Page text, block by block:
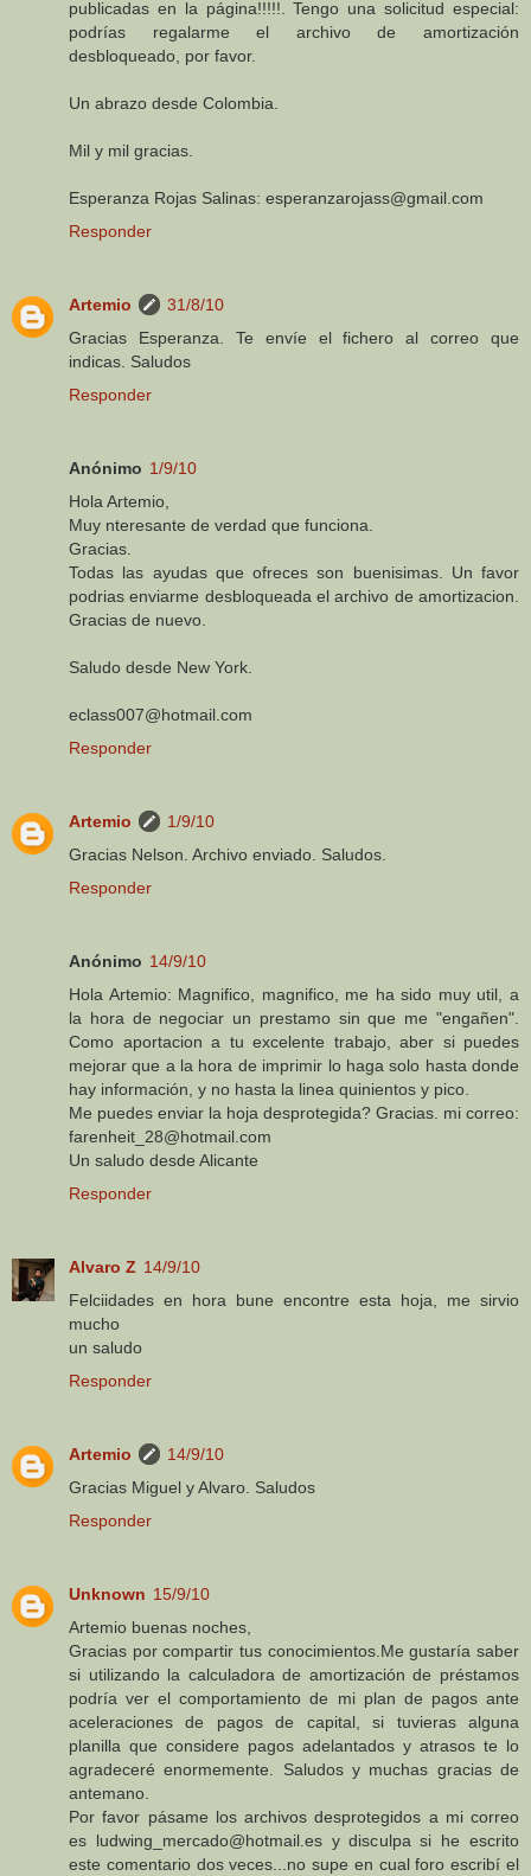
publicadas en la página!!!!!. Tengo una solicitud especial:
podrías regalarme el archivo de amortización
desbloqueado, por favor.
Un abrazo desde Colombia.
Mil y mil gracias.
Esperanza Rojas Salinas: esperanzarojass@gmail.com
Responder
Artemio
31/8/10
Gracias Esperanza. Te envíe el fichero al correo que
indicas. Saludos
Responder
Anónimo 1/9/10
Hola Artemio,
Muy nteresante de verdad que funciona.
Gracias.
Todas las ayudas que ofreces son buenisimas. Un favor
podrias enviarme desbloqueada el archivo de amortizacion.
Gracias de nuevo.
Saludo desde New York.
eclass007@hotmail.com
Responder
Artemio
1/9/10
Gracias Nelson. Archivo enviado. Saludos.
Responder
Anónimo 14/9/10
Hola Artemio: Magnifico, magnifico, me ha sido muy util, a
la hora de negociar un prestamo sin que me "engañen".
Como aportacion a tu excelente trabajo, aber si puedes
mejorar que a la hora de imprimir lo haga solo hasta donde
hay información, y no hasta la linea quinientos y pico.
Me puedes enviar la hoja desprotegida? Gracias. mi correo:
farenheit_28@hotmail.com
Un saludo desde Alicante
Responder
Alvaro Z 14/9/10
Felciidades en hora bune encontre esta hoja, me sirvio
mucho
un saludo
Responder
Artemio
14/9/10
Gracias Miguel y Alvaro. Saludos
Responder
Unknown 15/9/10
Artemio buenas noches,
Gracias por compartir tus conocimientos.Me gustaría saber
si utilizando la calculadora de amortización de préstamos
podría ver el comportamiento de mi plan de pagos ante
aceleraciones de pagos de capital, si tuvieras alguna
planilla que considere pagos adelantados y atrasos te lo
agradeceré enormemente. Saludos y muchas gracias de
antemano.
Por favor pásame los archivos desprotegidos a mi correo
es ludwing_mercado@hotmail.es y disculpa si he escrito
este comentario dos veces...no supe en cual foro escribí el